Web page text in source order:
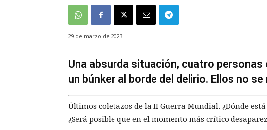
29 de marzo de 2023
Una absurda situación, cuatro
un búnker al borde del delirio. Ellos no
Últimos coletazos de la II Guerra Mundial. ¿Dónde
¿Será posible que en el momento más crítico